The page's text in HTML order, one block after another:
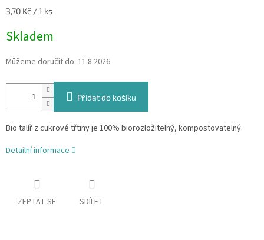
Měrná
3,70 Kč / 1 ks
Skladem
Můžeme doručit do: 11.8.2026
Přidat do košíku
Bio talíř z cukrové třtiny je 100% biorozložitelný, kompostovatelný.
Detailní informace
ZEPTAT SE SDÍLET